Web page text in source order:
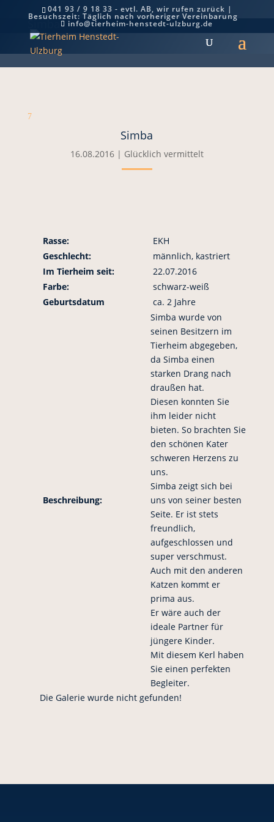
041 93 / 9 18 33 - evtl. AB, wir rufen zurück |
Besuchszeit: Täglich nach vorheriger Vereinbarung
info@tierheim-henstedt-ulzburg.de
Simba
7
Simba
16.08.2016| Glücklich vermittelt
Rasse:
EKH
Geschlecht:
männlich, kastriert
Im Tierheim seit:
22.07.2016
Farbe:
schwarz-weiß
Geburtsdatum
ca. 2 Jahre
Beschreibung:
Simba wurde von
seinen Besitzern im
Tierheim abgegeben,
da Simba einen
starken Drang nach
draußen hat.
Diesen konnten Sie
ihm leider nicht
bieten. So brachten Sie
den schönen Kater
schweren Herzens zu
uns.
Simba zeigt sich bei
uns von seiner besten
Seite. Er ist stets
freundlich,
aufgeschlossen und
super verschmust.
Auch mit den anderen
Katzen kommt er
prima aus.
Er wäre auch der
ideale Partner für
jüngere Kinder.
Mit diesem Kerl haben
Sie einen perfekten
Begleiter.
Die Galerie wurde nicht gefunden!